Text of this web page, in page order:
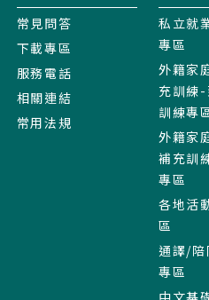
常見問答
下載專區
服務電話
相關連結
常用法規
私立就
專區
外籍家
充訓練
訓練專
外籍家
補充訓
專區
各地活
區
通譯/陪
專區
中文基